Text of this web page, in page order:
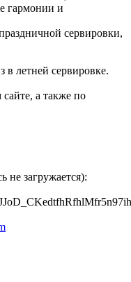
гармонии и
сервировки,
в летней сервировке.
а также по
загружается):